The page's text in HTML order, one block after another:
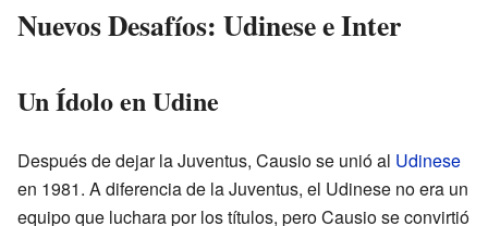
Nuevos Desafíos: Udinese e Inter
Un Ídolo en Udine
Después de dejar la Juventus, Causio se unió al Udinese
en 1981. A diferencia de la Juventus, el Udinese no era un
equipo que luchara por los títulos, pero Causio se convirtió